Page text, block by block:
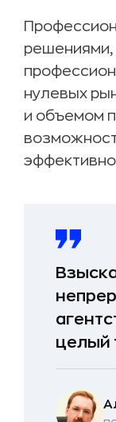
решениями,
нулевых
и объемом
целый